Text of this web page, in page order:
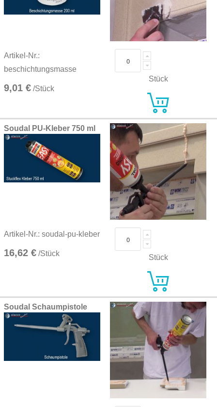
Artikel-Nr.:
beschichtungsmasse
9,01 € /Stück
Stück
Soudal PU-Kleber 750 ml
Artikel-Nr.: soudal-pu-kleber
16,62 € /Stück Stück
Soudal Schaumpistole